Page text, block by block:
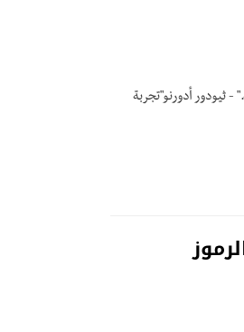
- ثيودور أدورنو"تجربة